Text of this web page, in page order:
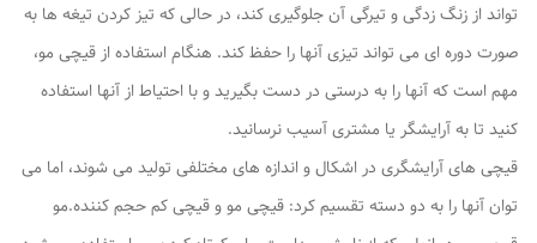
تواند از زنگ زدگی و تیرگی آن جلوگیری کند، در حالی که تیز کردن تیغه ها به
صورت دوره ای می تواند تیزی آنها را حفظ کند. هنگام استفاده از قیچی مو،
مهم است که آنها را به درستی در دست بگیرید و با احتیاط از آنها استفاده
کنید تا به آرایشگر یا مشتری آسیب نرسانید.
قیچی های آرایشگری در اشکال و اندازه های مختلفی تولید می شوند، اما می
توان آنها را به دو دسته تقسیم کرد: قیچی مو و قیچی کم حجم کننده.مو